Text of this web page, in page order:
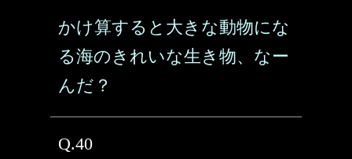
かけ算すると大きな動物にな
る海のきれいな生き物、なー
んだ？
Q.40